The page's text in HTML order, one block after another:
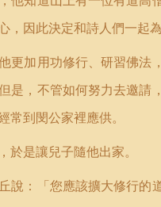
，因此決定和詩人們一起
更加用功修行、研習佛
是，不管如何努力去邀
到閔公家裡應供。
於是讓兒子隨他出家。
說：「您應該擴大修行